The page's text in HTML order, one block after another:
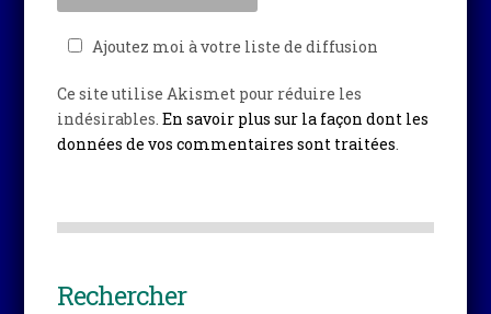
Ajoutez moi à votre liste de diffusion
Ce site utilise Akismet pour réduire les
indésirables.En savoir plus sur la façon dont les
données de vos commentaires sont traitées.
Rechercher